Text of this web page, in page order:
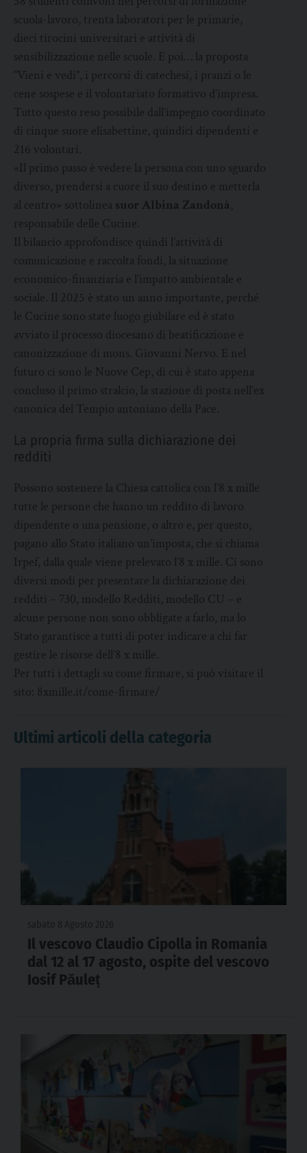
scuola-lavoro, trenta laboratori per le primarie,
dieci tirocini universitari e attività di
sensibilizzazione nelle scuole. E poi… la proposta
“Vieni e vedi”, i percorsi di catechesi, i pranzi o le
cene sospese e il volontariato formativo d’impresa.
Tutto questo reso possibile dall’impegno coordinato
di cinque suore elisabettine, quindici dipendenti e
216 volontari.
«Il primo passo è vedere la persona con uno sguardo
diverso, prendersi a cuore il suo destino e metterla
al centro» sottolinea suor Albina Zandonà,
responsabile delle Cucine.
Il bilancio approfondisce quindi l’attività di
comunicazione e raccolta fondi, la situazione
economico-finanziaria e l’impatto ambientale e
sociale. Il 2025 è stato un anno importante, perché
le Cucine sono state luogo giubilare ed è stato
avviato il processo diocesano di beatificazione e
canonizzazione di mons. Giovanni Nervo. E nel
futuro ci sono le Nuove Cep, di cui è stato appena
concluso il primo stralcio, la stazione di posta nell’ex
canonica del Tempio antoniano della Pace.
La propria firma sulla dichiarazione dei
redditi
Possono sostenere la Chiesa cattolica con l’8 x mille
tutte le persone che hanno un reddito di lavoro
dipendente o una pensione, o altro e, per questo,
pagano allo Stato italiano un’imposta, che si chiama
Irpef, dalla quale viene prelevato l’8 x mille. Ci sono
diversi modi per presentare la dichiarazione dei
redditi – 730, modello Redditi, modello CU – e
alcune persone non sono obbligate a farlo, ma lo
Stato garantisce a tutti di poter indicare a chi far
gestire le risorse dell’8 x mille.
Per tutti i dettagli su come firmare, si può visitare il
sito: 8xmille.it/come-firmare/
Ultimi articoli della categoria
Il vescovo Claudio Cipolla in Romania
dal 12 al 17 agosto, ospite del vescovo
Iosif Păuleț